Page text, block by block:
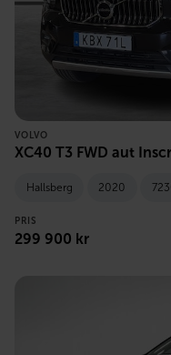
VOLVO
XC40 T3 FWD aut
Hallsberg 2020
PRIS
299 900 kr